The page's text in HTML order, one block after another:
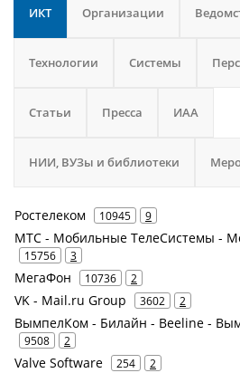
ИКТ Организации
Технологии Системы
Статьи Пресса ИАА
НИИ, ВУЗы и библиотеки
Ростелеком 10945 9
МТС - Мобильные ТелеСистемы -
15756 3
МегаФон 10736 2
VK - Mail.ru Group 3602 2
ВымпелКом - Билайн - Beeline -
9508 2
Valve Software 254 2